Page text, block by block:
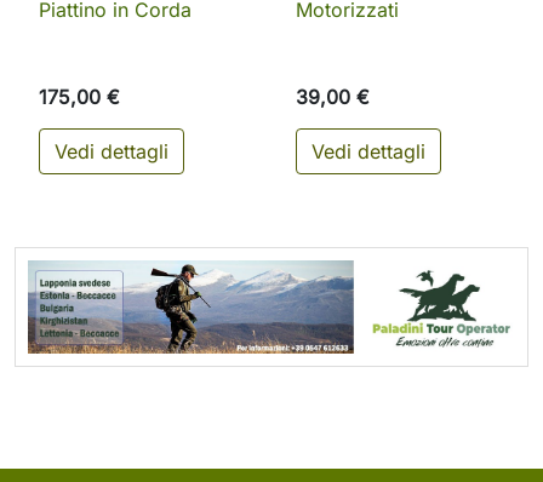
Piattino in Corda
175,00 €
Vedi dettagli
Motorizzati
39,00 €
Vedi dettagli